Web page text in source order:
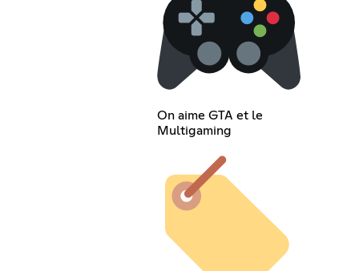
On aime GTA et le
Multigaming